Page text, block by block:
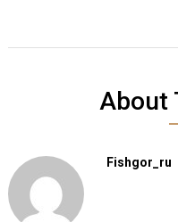
About
Fishgor_ru